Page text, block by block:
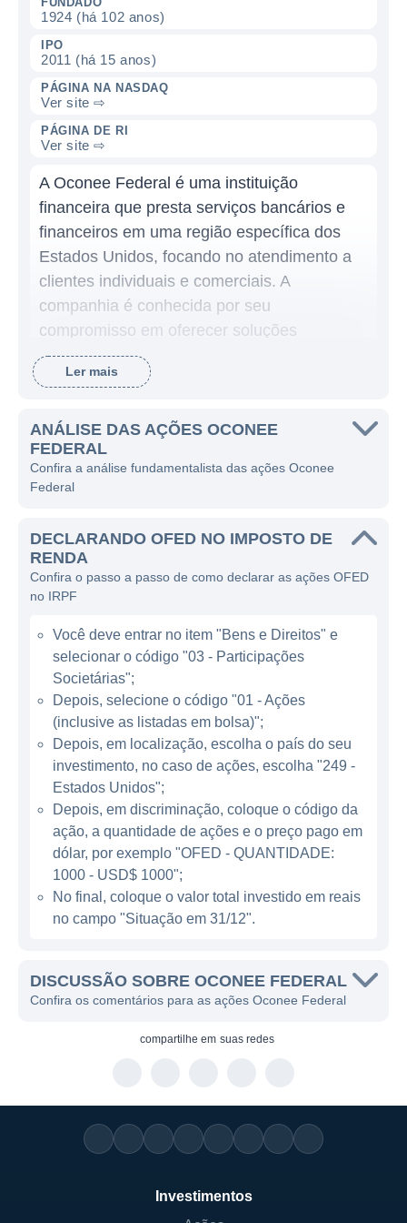
1924 (há 102 anos)
IPO
2011 (há 15 anos)
PÁGINA NA NASDAQ
Ver site ⇨
PÁGINA DE RI
Ver site ⇨
A Oconee Federal é uma instituição
financeira que presta serviços bancários e
financeiros em uma região específica dos
Estados Unidos, focando no atendimento a
clientes individuais e comerciais. A
companhia é conhecida por seu
compromisso em oferecer soluções
financeiras acessíveis e de qualidade,
contribuindo para o desenvolvimento
O Oconee Federal atua principalmente no
setor bancário, oferecendo uma gama de
produtos e serviços que incluem contas
pessoais, financiamentos de imóveis e
serviços de gestão de investimentos. A
instituição se destaca por seu foco no
as necessidades específicas de cada
indivíduo ou empresa e oferecendo serviços
personalizados que atendam essas
demandas.
ATUAÇÃO DA OCONEE FEDERAL
A Oconee Federal possui uma estratégia
claramente voltada para o fortalecimento das
comunidades em que opera. Através de suas
agências, a empresa está presente em
diversas localidades, facilitando o acesso a
serviços bancários para um público amplo,
a grandes bancos. A instituição promove a
educação financeira, oferecendo workshops
a gerenciar suas finanças de maneira mais
A companhia acredita na importância de
desenvolver relações duradouras com seus
Ler mais
ANÁLISE DAS AÇÕES OCONEE
FEDERAL
Confira a análise fundamentalista das ações Oconee
Federal
DECLARANDO OFED NO IMPOSTO DE
RENDA
Confira o passo a passo de como declarar as ações OFED
no IRPF
Você deve entrar no item "Bens e Direitos" e
selecionar o código "03 - Participações
Societárias";
Depois, selecione o código "01 - Ações
(inclusive as listadas em bolsa)";
Depois, em localização, escolha o país do seu
investimento, no caso de ações, escolha "249 -
Estados Unidos";
Depois, em discriminação, coloque o código da
ação, a quantidade de ações e o preço pago em
dólar, por exemplo "OFED - QUANTIDADE:
1000 - USD$ 1000";
No final, coloque o valor total investido em reais
no campo "Situação em 31/12".
DISCUSSÃO SOBRE OCONEE FEDERAL
Confira os comentários para as ações Oconee Federal
compartilhe em suas redes
Investimentos